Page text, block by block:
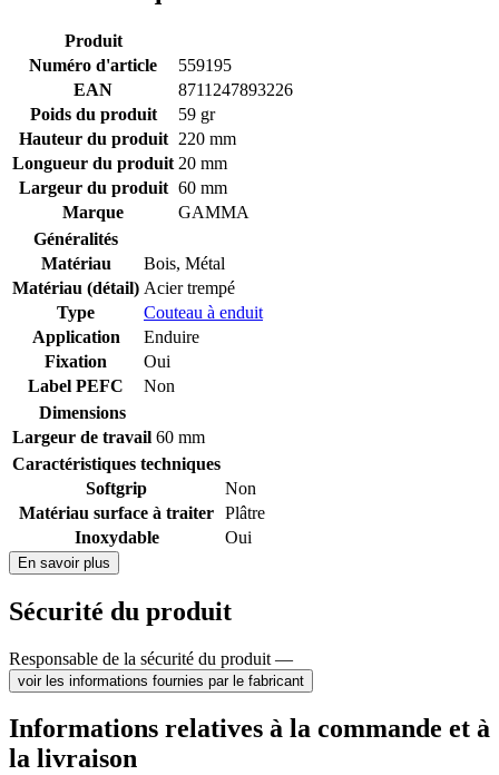
Produit
Numéro d'article
559195
EAN
8711247893226
Poids du produit
59 gr
Hauteur du produit
220 mm
Longueur du produit 20 mm
Largeur du produit 60 mm
Marque
GAMMA
Généralités
Matériau
Bois, Métal
Matériau (détail) Acier trempé
Type
Couteau à enduit
Application
Enduire
Fixation
Oui
Label PEFC
Non
Dimensions
Largeur de travail 60 mm
Caractéristiques techniques
Softgrip
Non
Matériau surface à traiter Plâtre
Inoxydable
Oui
En savoir plus
Sécurité du produit
Responsable de la sécurité du produit —
voir les informations fournies par le fabricant
Informations relatives à la commande et à
la livraison